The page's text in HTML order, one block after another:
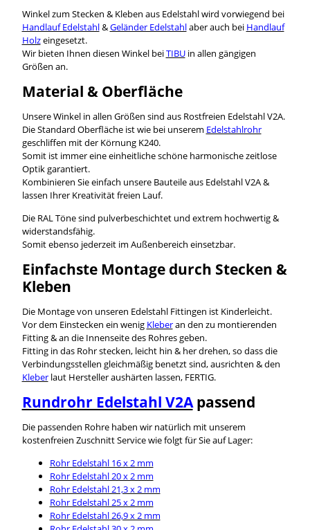
Winkel zum Stecken & Kleben aus Edelstahl wird vorwiegend bei
Handlauf Edelstahl&Geländer Edelstahlaber auch bei Handlauf
Holzeingesetzt.
Wir bieten Ihnen diesen Winkel beiTIBUin allen gängigen
Größen an.
Material & Oberfläche
Unsere Winkel in allen Größen sind aus Rostfreien Edelstahl V2A.
Die Standard Oberfläche ist wie bei unserem Edelstahlrohr
geschliffen mit der Körnung K240.
Somit ist immer eine einheitliche schöne harmonische zeitlose
Optik garantiert.
Kombinieren Sie einfach unsere Bauteile aus Edelstahl V2A &
lassen Ihrer Kreativität freien Lauf.
Die RAL Töne sind pulverbeschichtet und extrem hochwertig &
widerstandsfähig.
Somit ebenso jederzeit im Außenbereich einsetzbar.
Einfachste Montage durch Stecken &
Kleben
Die Montage von unseren Edelstahl Fittingen ist Kinderleicht.
Vor dem Einstecken ein wenig Kleberan den zu montierenden
Fitting & an die Innenseite des Rohres geben.
Fitting in das Rohr stecken, leicht hin & her drehen, so dass die
Verbindungsstellen gleichmäßig benetzt sind, ausrichten & den
Kleberlaut Hersteller aushärten lassen, FERTIG.
Rundrohr Edelstahl V2Apassend
Die passenden Rohre haben wir natürlich mit unserem
kostenfreien Zuschnitt Service wie folgt für Sie auf Lager:
Rohr Edelstahl 16 x 2 mm
Rohr Edelstahl 20 x 2 mm
Rohr Edelstahl 21,3 x 2 mm
Rohr Edelstahl 25 x 2 mm
Rohr Edelstahl 26,9 x 2 mm